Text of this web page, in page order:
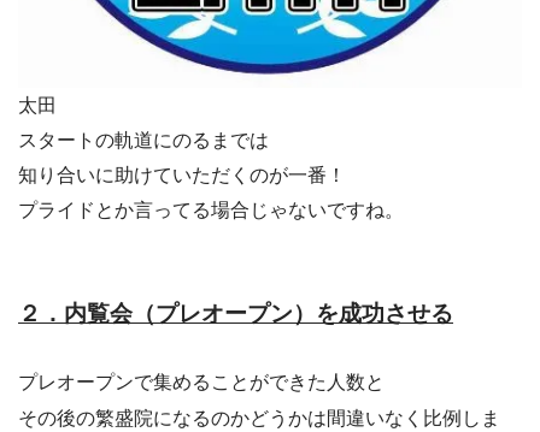
太田
スタートの軌道にのるまでは
知り合いに助けていただくのが一番！
プライドとか言ってる場合じゃないですね。
２．内覧会（プレオープン）を成功させる
プレオープンで集めることができた人数と
その後の繁盛院になるのかどうかは間違いなく比例しま